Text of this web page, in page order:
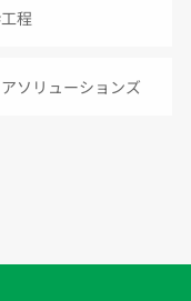
程
ソリューションズ